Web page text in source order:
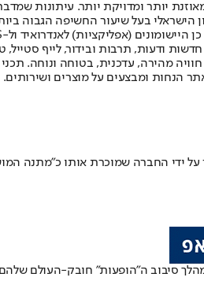
יותר ומדויקת יותר. עיתונות
ב-30 ביולי 2007, וב-2010 הפך "ישראל היום" לעיתון
ודעות, תרבות ובידור, לייף
חוויה מהירה, עדכנית, בטוחה ונוחה.
הנחות ומבצעים על מוצרים